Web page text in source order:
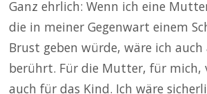
Ganz ehrlich: Wenn ich eine
die in meiner Gegenwart einem
Brust geben würde, wäre ich
berührt. Für die Mutter, für mich,
auch für das Kind. Ich wäre